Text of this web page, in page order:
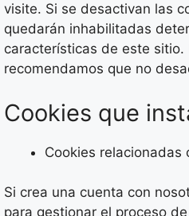
visite. Si se desactivan las
quedarán inhabilitadas
características de este sitio.
recomendamos que no
Cookies que
Cookies relacionadas
Si crea una cuenta con
para gestionar el proceso